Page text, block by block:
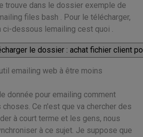
trouve dans le dossier exemple de
files bash . Pour le télécharger,
ci-dessous lemailing cest quoi .
emailing web à être moins
donnée pour emailing comment
Ce n'est que va chercher des
à court terme et les gens, nous
à ce sujet. Je suppose que